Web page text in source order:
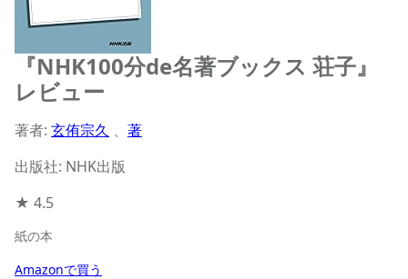
『NHK100分de名著ブックス 荘子』
レビュー
著者: 玄侑宗久 、 著
出版社: NHK出版
★ 4.5
紙の本
Amazonで買う